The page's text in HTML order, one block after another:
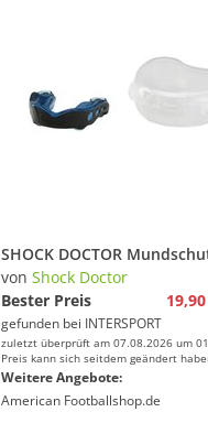
SHOCK DOCTOR
von Shock Doctor
Bester Preis
gefunden bei INTERSPORT
zuletzt überprüft am 07.08.2026 um
Preis kann sich seitdem geändert
Weitere Angebote:
American Footballshop.de